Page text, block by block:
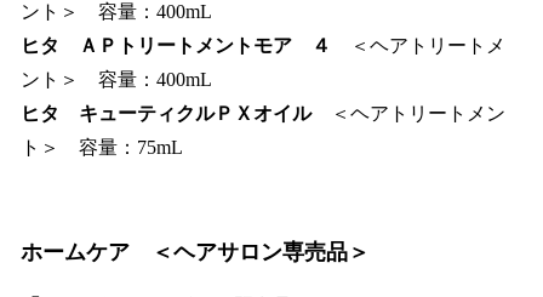
ント＞ 容量：400mL
ヒタ ＡＰトリートメントモア ４
＜ヘアトリートメ
ント＞ 容量：400mL
ヒタ キューティクルＰＸオイル＜ヘアトリートメン
ト＞ 容量：75mL
ホームケア ＜ヘアサロン専売品＞